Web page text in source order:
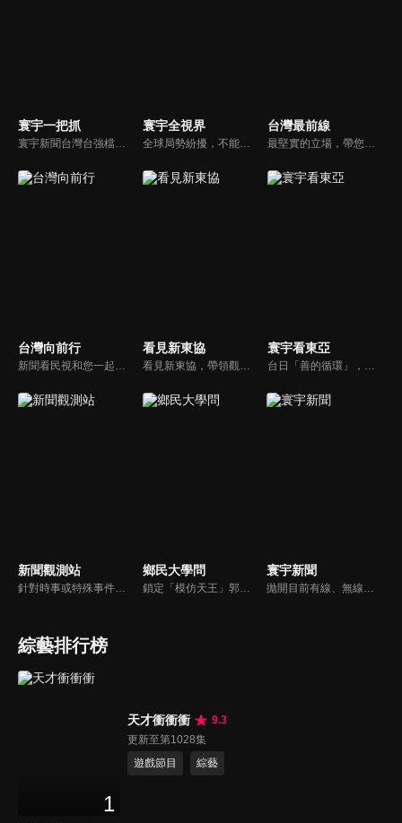
寰宇一把抓
寰宇新聞台灣台強檔政論節目《寰宇一把抓》，與您一起「抓新聞、抓時事、抓遍台灣政經大小事！由資深社會記者張炤和獨挑大樑主持。張炤和投入新聞前線多年，總是充滿活力的帶給觀眾台灣社會大小事，結合資深社會記者的見聞與觀點，激盪各路實力派專家點評，與您一起掌握政壇人事物即時動態與最新走勢。
寰宇全視界
全球局勢紛擾，不能置身事外！主播任明玥主持，嶄新一季《寰宇全視界2.0》，集結各領域重磅嘉賓，犀利評論、深度視角，帶您洞悉世界局勢脈絡，開拓兩岸和國際新視野，《寰宇全視界2.0》，帶給您最具含金量的觀點。
台灣最前線
最堅實的立場，帶您洞悉台灣新知。最專業的陣容，帶您打開『視』界。政治人民做主，一同掌握即實政壇資訊，『EYE』台灣的政論談話節目。
台灣向前行
新聞看民視和您一起討論最新最熱的時事新聞！
看見新東協
看見新東協，帶領觀眾發現東協新市場、新思維，了解東南亞各國在地文化、政治、政策、並從數字看財經脈動，做最深入外資和本土產業投資分析，發掘您所不知道的東協新商機。
寰宇看東亞
台日「善的循環」，貨真價實？韓國文化，無堅不摧？台灣對於日韓的獨特情感，細膩且複雜，有美麗浪花，更有驚濤駭浪，寰宇新聞台全新節目《寰宇看東亞》，將和觀眾一起探訪台灣和日韓的真實連結，挖掘人物秘辛和內幕故事，剖析東亞政經局勢。
新聞觀測站
針對時事或特殊事件邀請來賓進行深度探討，或專訪各領域傑出人士。
鄉民大學問
鎖定「模仿天王」郭子乾，還有高顏值學霸大學生辛辣提問唷！全新優質節目都在NOWnews《鄉民大學問》！
寰宇新聞
拋開目前有線、無線電視台新聞的包袱和制式化內容，沒有絕對立場、沒有口水漫罵，永遠以「關心」、「貼心」、「用心」做最對的報導，是台灣獨一無二最專屬新聞頻道。
綜藝排行榜
1
天才衝衝衝
9.3
更新至第1028集
遊戲節目
綜藝